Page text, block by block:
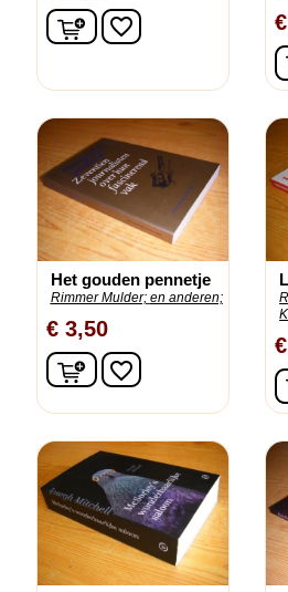
In winkelwagen
favorite_border
Het gouden pennetje
Rimmer Mulder; en anderen;
€ 3,50
In winkelwagen
favorite_border